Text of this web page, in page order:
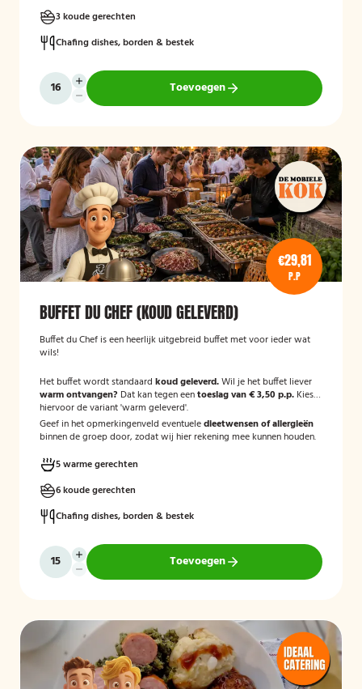
3 koude gerechten
Chafing dishes, borden & bestek
Toevoegen
€29,81
P.P
BUFFET DU CHEF (KOUD GELEVERD)
Buffet du Chef is een heerlijk uitgebreid buffet met voor ieder wat
wils!
Het buffet wordt standaard koud geleverd.Wil je het buffet liever
warm ontvangen? Dat kan tegen eentoeslag van € 3,50 p.p. Kies
hiervoor de variant 'warm geleverd'.
Geef in het opmerkingenveld eventueledieetwensen of allergieën
binnen de groep door, zodat wij hier rekening mee kunnen houden.
5 warme gerechten
6 koude gerechten
Chafing dishes, borden & bestek
Toevoegen